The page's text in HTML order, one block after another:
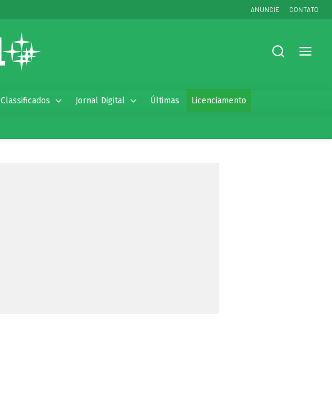
ANUNCIE CONTATO
Classificados Jornal Digital Últimas Licenciamento